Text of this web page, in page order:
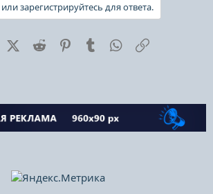
зарегистрируйтесь для ответа.
FacebookX (Twitter)
Reddit PinterestTumblr WhatsApp